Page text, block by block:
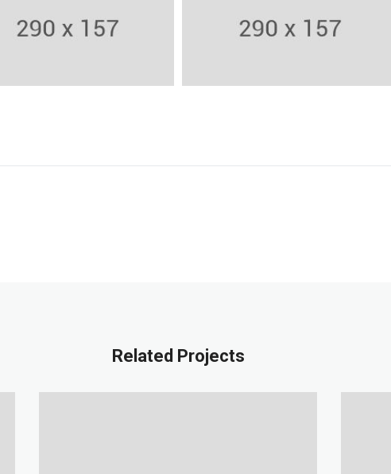
Related Projects